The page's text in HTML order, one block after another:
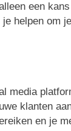
een
helpen om
media
klanten
en je